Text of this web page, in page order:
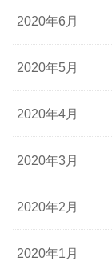
2020年6月
2020年5月
2020年4月
2020年3月
2020年2月
2020年1月